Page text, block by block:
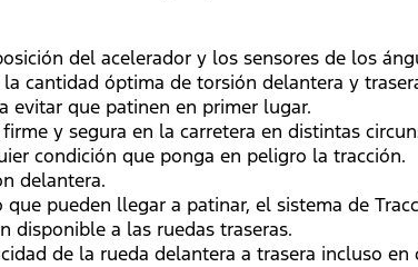
del acelerador y los sensores de los
cantidad óptima de torsión delantera y
evitar que patinen en primer lugar.
y segura en la carretera en distintas
condición que ponga en peligro la tracción.
delantera.
pueden llegar a patinar, el sistema de
disponible a las ruedas traseras.
de la rueda delantera a trasera incluso